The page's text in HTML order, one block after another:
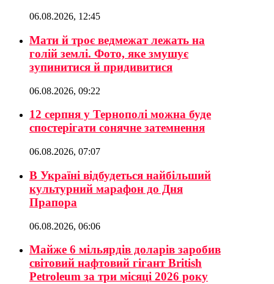
06.08.2026, 12:45
Мати й троє ведмежат лежать на
голій землі. Фото, яке змушує
зупинитися й придивитися
06.08.2026, 09:22
12 серпня у Тернополі можна буде
спостерігати сонячне затемнення
06.08.2026, 07:07
В Україні відбудеться найбільший
культурний марафон до Дня
Прапора
06.08.2026, 06:06
Майже 6 мільярдів доларів заробив
світовий нафтовий гігант British
Petroleum за три місяці 2026 року